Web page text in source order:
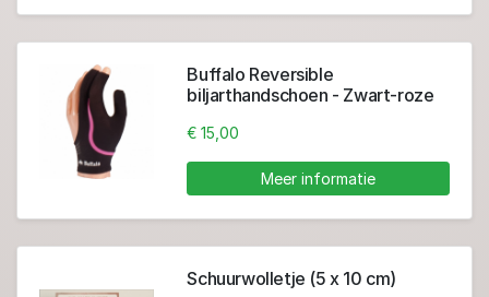
Buffalo Reversible
biljarthandschoen - Zwart-roze
€ 15,00
Meer informatie
Schuurwolletje (5 x 10 cm)